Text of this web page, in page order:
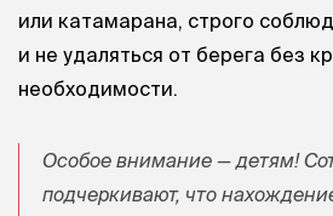
или катамарана, строго
и не удаляться от берега без
необходимости.
Особое внимание — детям!
подчеркивают, что